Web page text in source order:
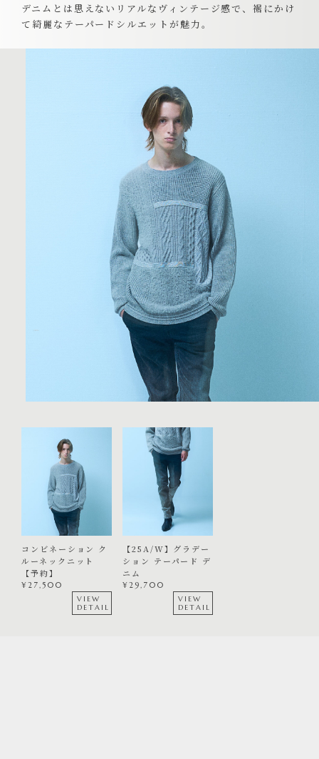
デニムとは思えないリアルなヴィンテージ感で、裾にかけ
て綺麗なテーパードシルエットが魅力。
コンビネーション ク
ルーネックニット
【予約】
¥27,500
VIEW
DETAIL
【25A/W】グラデー
ション テーパード デ
ニム
¥29,700
VIEW
DETAIL